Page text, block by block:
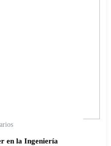
en la Ingeniería